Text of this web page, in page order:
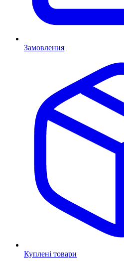
Замовлення
Куплені товари